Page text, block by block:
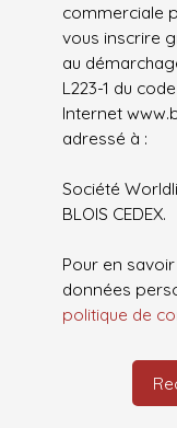
commerciale
vous inscrire
au
L223-1 du
Internet
adressé à :
Société
BLOIS CEDEX.
Pour en
données
politique de